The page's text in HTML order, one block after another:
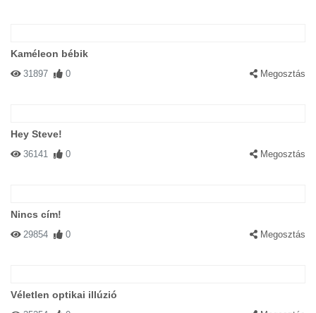
Kaméleon bébik
31897 0 Megosztás
Hey Steve!
36141 0 Megosztás
Nincs cím!
29854 0 Megosztás
Véletlen optikai illúzió